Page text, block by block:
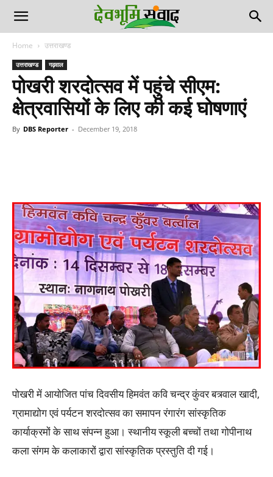
Home उत्तराखण्ड
उत्तराखण्ड गढ़वाल
पोखरी शरदोत्सव में पहुंचे सीएम:
क्षेत्रवासियों के लिए की कई घोषणाएं
By DBS Reporter - December 19, 2018
पोखरी में आयोजित पांच दिवसीय हिमवंत कवि चन्द्र कुंवर बत्र्वाल खादी,
ग्रामाद्योग एवं पर्यटन शरदोत्सव का समापन रंगारंग सांस्कृतिक
कार्याक्रमों के साथ संपन्न हुआ। स्थानीय स्कूली बच्चों तथा गोपीनाथ
कला संगम के कलाकारों द्वारा सांस्कृतिक प्रस्तुति दी गई।